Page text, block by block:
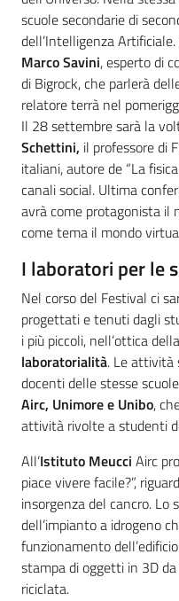
scuole secondarie di
dell’Intelligenza
Marco Savini, esperto di
di Bigrock, che parlerà
relatore terrà nel
Il 28 settembre sarà la
Schettini, il professore di
italiani, autore de “La
canali social. Ultima
avrà come protagonista il
come tema il mondo
I laboratori per le
Nel corso del Festival ci
progettati e tenuti dagli
i più piccoli, nell’ottica della
laboratorialità. Le attività
docenti delle stesse
Airc, Unimore e Unibo,
attività rivolte a studenti
All’Istituto Meucci Airc
piace vivere facile?”,
insorgenza del cancro.
dell’impianto a idrogeno
funzionamento
stampa di oggetti in 3D
riciclata.